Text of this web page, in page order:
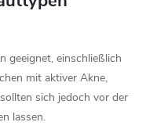
geeignet, einschließlich
mit aktiver Akne,
sich jedoch vor der
lassen.